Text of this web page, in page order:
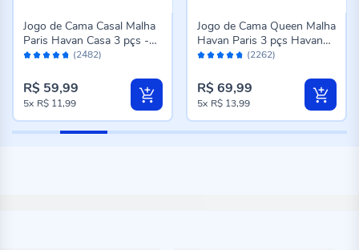
Avaliação: (2482)
Jogo de Cama Casal Malha
Paris Havan Casa 3 pçs -
Jardim Rosa Suave
R$ 59,99
5x R$ 11,99
Avaliação: (2262)
Jogo de Cama Queen Malha
Havan Paris 3 pçs Havan
Casa - Madrid Verde Topaz
R$ 69,99
5x R$ 13,99